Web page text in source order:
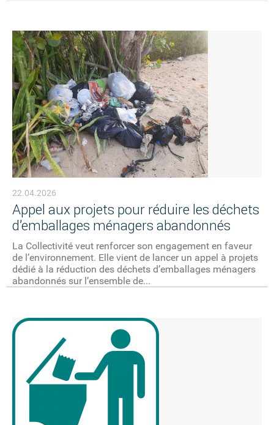
22.04.2026
Appel aux projets pour réduire les déchets
d’emballages ménagers abandonnés
La Collectivité veut renforcer son engagement en faveur
de l’environnement. Elle vient de lancer un appel à projets
dédié à la réduction des déchets d’emballages ménagers
abandonnés sur l’ensemble de...